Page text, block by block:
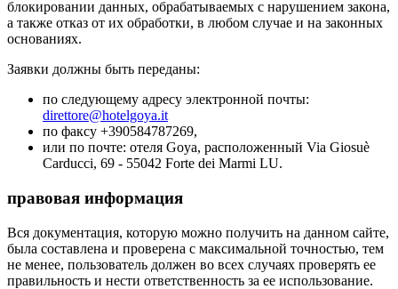
блокировании данных, обрабатываемых с нарушением закона,
а также отказ от их обработки, в любом случае и на законных
основаниях.
Заявки должны быть переданы:
по следующему адресу электронной почты:
direttore@hotelgoya.it
по факсу +390584787269,
или по почте: отеля Goya, расположенный Via Giosuè
Carducci, 69 - 55042 Forte dei Marmi LU.
правовая информация
Вся документация, которую можно получить на данном сайте,
была составлена и проверена с максимальной точностью, тем
не менее, пользователь должен во всех случаях проверять ее
правильность и нести ответственность за ее использование.